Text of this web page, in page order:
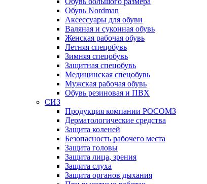
Обувь Nordman
Аксессуары для обуви
Валяная и суконная обувь
Женская рабочая обувь
Летняя спецобувь
Зимняя спецобувь
Защитная спецобувь
Медицинская спецобувь
Мужская рабочая обувь
Обувь резиновая и ПВХ
СИЗ
Продукция компании РОСОМЗ
Дерматологические средства
Защита коленей
Безопасность рабочего места
Защита головы
Защита лица, зрения
Защита слуха
Защита органов дыхания